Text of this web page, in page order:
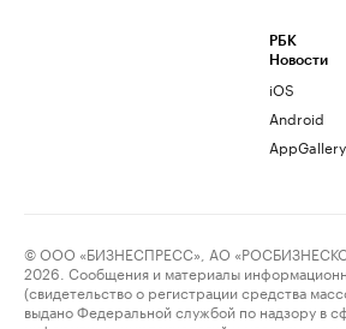
РБК
Новости
iOS
Android
AppGallery
© ООО «БИЗНЕСПРЕСС», АО
2026. Сообщения и материалы
(свидетельство о регистрации средства
выдано Федеральной службой по надзору в